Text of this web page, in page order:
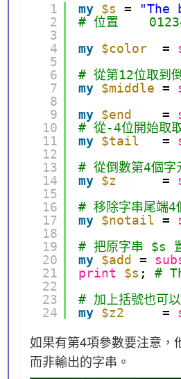
1
2
3
4
5
6
7
8
9
10
11
12
13
14
15
16
17
18
19
20
21
22
23
24
my $s =
"The
# 位置
my $color =
# 從第12位取到
my $middle =
my $end =
# 從-4位開始取
my $tail =
# 從倒數第4個字
my $z =
# 移除字串尾端4
my $notail =
# 把原字串 $s
my $add =
print
$s ; #
# 加上括號也可
my $z2 =
如果有第4項參數要注意，
而非輸出的字串。